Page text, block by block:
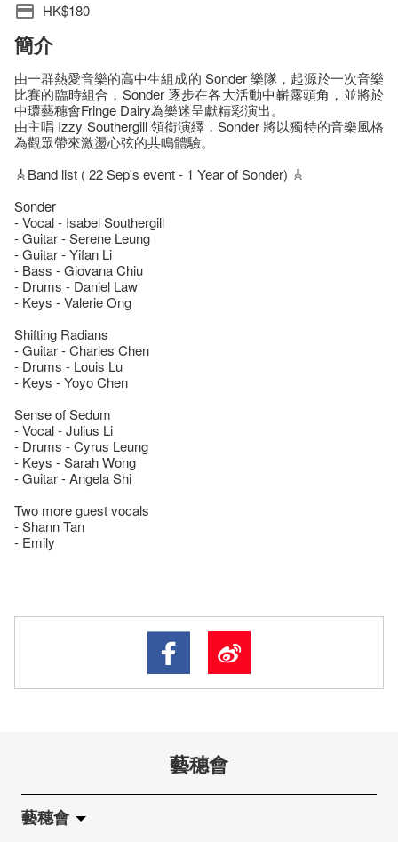
HK$180
簡介
由一群熱愛音樂的高中生組成的 Sonder 樂隊，起源於一次音樂
比賽的臨時組合，Sonder 逐步在各大活動中嶄露頭角，並將於
中環藝穗會Fringe Dairy為樂迷呈獻精彩演出。
由主唱 Izzy Southergill 領銜演繹，Sonder 將以獨特的音樂風格
為觀眾帶來激盪心弦的共鳴體驗。
🎸Band list ( 22 Sep's event - 1 Year of Sonder) 🎸
Sonder
- Vocal - Isabel Southergill
- Guitar - Serene Leung
- Guitar - Yifan Li
- Bass - Giovana Chiu
- Drums - Daniel Law
- Keys - Valerie Ong
Shifting Radians
- Guitar - Charles Chen
- Drums - Louis Lu
- Keys - Yoyo Chen
Sense of Sedum
- Vocal - Julius Li
- Drums - Cyrus Leung
- Keys - Sarah Wong
- Guitar - Angela Shi
Two more guest vocals
- Shann Tan
- Emily
藝穗會
藝穗會